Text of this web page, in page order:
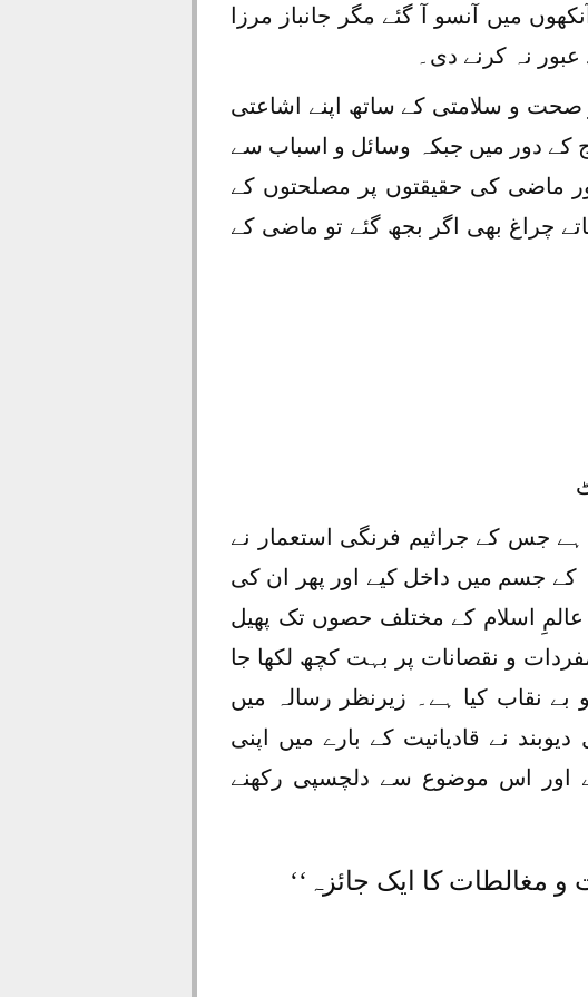
میں آنسو آ گئے مگر جانباز مرزا
نہ کرنے دی۔
صحت و سلامتی کے ساتھ اپنے اشاعتی
کے دور میں جبکہ وسائل و اسباب سے
ماضی کی حقیقتوں پر مصلحتوں کے
چراغ بھی اگر بجھ گئے تو ماضی کے
ہے جس کے جراثیم فرنگی استعمار نے
کے جسم میں داخل کیے اور پھر ان کی
اسلام کے مختلف حصوں تک پھیل
و نقصانات پر بہت کچھ لکھا جا
نقاب کیا ہے۔ زیرنظر رسالہ میں
نے قادیانیت کے بارے میں اپنی
اور اس موضوع سے دلچسپی رکھنے
مغالطات کا ایک جائزہ‘‘